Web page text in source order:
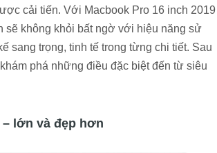
cải tiến. Với Macbook Pro 16 inch 2019
sẽ không khỏi bất ngờ với hiệu năng sử
sang trọng, tinh tế trong từng chi tiết. Sau
phá những điều đặc biệt đến từ siêu
lớn và đẹp hơn